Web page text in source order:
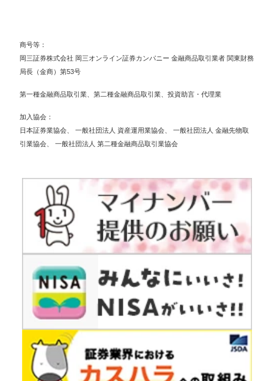
商号等
岡三証券株式会社 岡三オンライン証券カンパニー 金融商品取引業者 関東財務
局長（金商）第53号
第一種金融商品取引業、第二種金融商品取引業、投資助言・代理業
加入協会
日本証券業協会 、一般社団法人 資産運用業協会 、一般社団法人 金融先物取
引業協会 、一般社団法人 第二種金融商品取引業協会